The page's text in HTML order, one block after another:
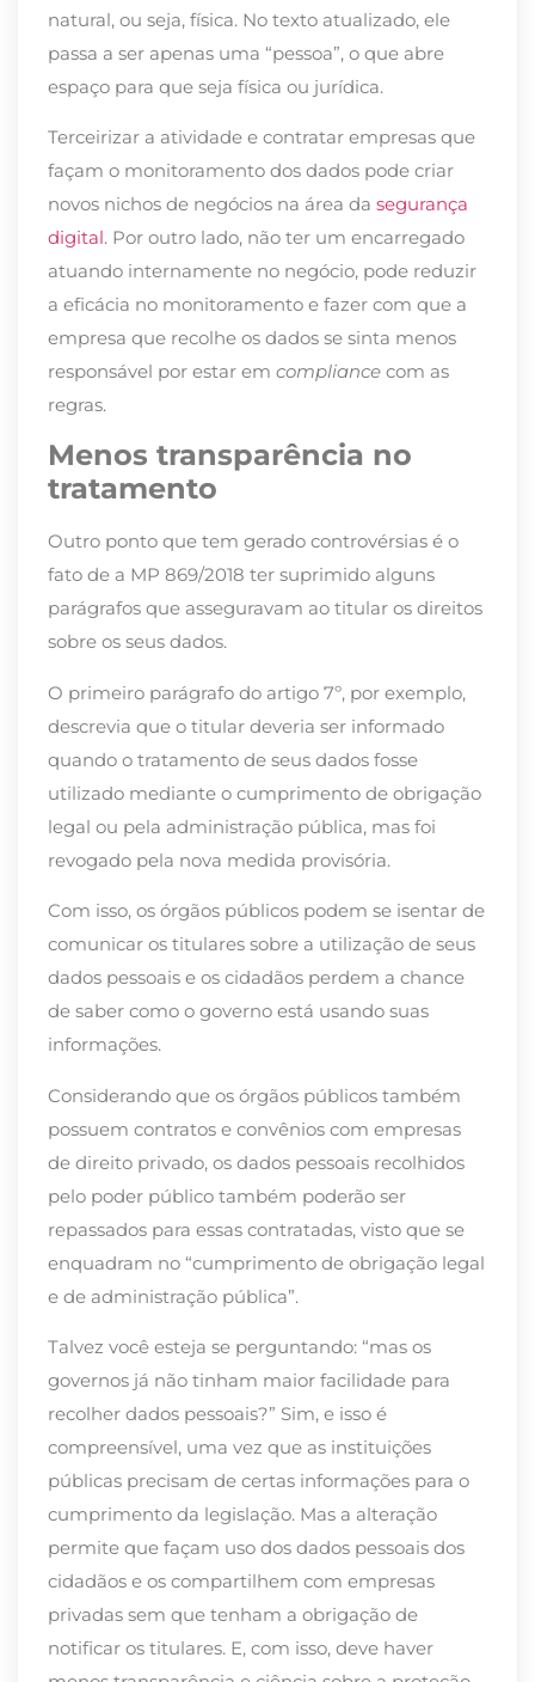
natural, ou seja, física. No texto atualizado, ele
passa a ser apenas uma “pessoa”, o que abre
espaço para que seja física ou jurídica.
Terceirizar a atividade e contratar empresas que
façam o monitoramento dos dados pode criar
novos nichos de negócios na área da segurança
digital. Por outro lado, não ter um encarregado
atuando internamente no negócio, pode reduzir
a eficácia no monitoramento e fazer com que a
empresa que recolhe os dados se sinta menos
responsável por estar em compliance com as
regras.
Menos transparência no
tratamento
Outro ponto que tem gerado controvérsias é o
fato de a MP 869/2018 ter suprimido alguns
parágrafos que asseguravam ao titular os direitos
sobre os seus dados.
O primeiro parágrafo do artigo 7º, por exemplo,
descrevia que o titular deveria ser informado
quando o tratamento de seus dados fosse
utilizado mediante o cumprimento de obrigação
legal ou pela administração pública, mas foi
revogado pela nova medida provisória.
Com isso, os órgãos públicos podem se isentar de
comunicar os titulares sobre a utilização de seus
dados pessoais e os cidadãos perdem a chance
de saber como o governo está usando suas
informações.
Considerando que os órgãos públicos também
possuem contratos e convênios com empresas
de direito privado, os dados pessoais recolhidos
pelo poder público também poderão ser
repassados para essas contratadas, visto que se
enquadram no “cumprimento de obrigação legal
e de administração pública”.
Talvez você esteja se perguntando: “mas os
governos já não tinham maior facilidade para
recolher dados pessoais?” Sim, e isso é
compreensível, uma vez que as instituições
públicas precisam de certas informações para o
cumprimento da legislação. Mas a alteração
permite que façam uso dos dados pessoais dos
cidadãos e os compartilhem com empresas
privadas sem que tenham a obrigação de
notificar os titulares. E, com isso, deve haver